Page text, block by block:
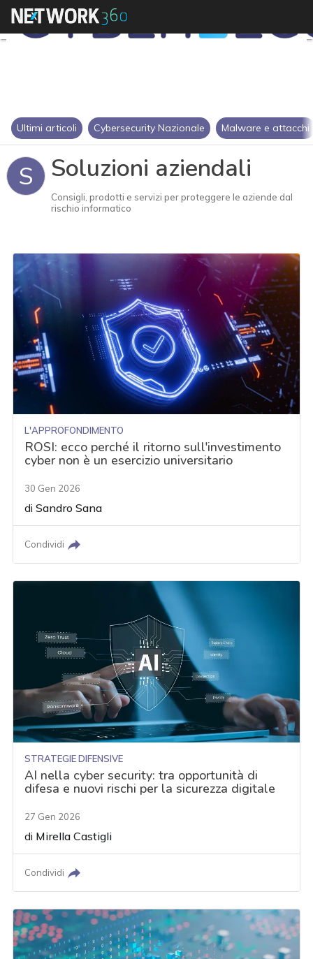
Ultimi articoli Cybersecurity Nazionale Malware e attacchi
S Soluzioni aziendali
Consigli, prodotti e servizi per proteggere le aziende dal
rischio informatico
L'APPROFONDIMENTO
ROSI: ecco perché il ritorno sull'investimento
cyber non è un esercizio universitario
30 Gen 2026
diSandro Sana
Condividi
STRATEGIE DIFENSIVE
AI nella cyber security: tra opportunità di
difesa e nuovi rischi per la sicurezza digitale
27 Gen 2026
di Mirella Castigli
Condividi